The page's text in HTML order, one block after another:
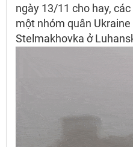
ngày 13/11 cho hay,
một nhóm quân
Stelmakhovka ở